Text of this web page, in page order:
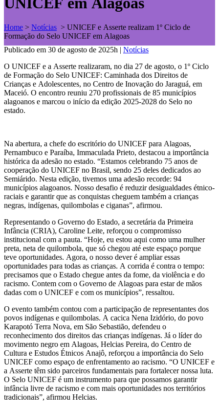
Home > Notícias > UNICEF e Asserte realizam 1º Ciclo de
Formação do Selo UNICEF em Alagoas
Publicado em 30 de agosto de 2025h | Notícias
O UNICEF e a Asserte realizaram, no dia 27 de agosto, o 1º Ciclo
de Formação do Selo UNICEF: Caminhada dos Direitos de
Crianças e Adolescentes, no Centro de Inovação do Jaraguá, em
Maceió. O encontro reuniu 270 profissionais de 85 municípios
alagoanos e marcou o início da edição 2025-2028 do Selo no
estado.
Na abertura, a chefe do escritório do UNICEF para Alagoas,
Pernambuco e Paraíba, Immaculada Prieto, destacou a importância
histórica da adesão no estado. “Estamos celebrando 75 anos de
cooperação do UNICEF no Brasil, sendo 25 deles dedicados ao
Semiárido. Nesta edição, tivemos uma adesão recorde: 94
municípios alagoanos. Nosso desafio é reduzir desigualdades étnico-
raciais e garantir que as conquistas cheguem também a crianças
negras, indígenas, quilombolas e ciganas”, afirmou.
Representando o Governo do Estado, a secretária da Primeira
Infância (CRIA), Caroline Leite, reforçou o compromisso
institucional com a pauta. “Hoje, eu estou aqui como uma mulher
preta, neta de quilombola, que só chegou até este espaço porque
teve oportunidades. Agora, o nosso dever é ampliar essas
oportunidades para todas as crianças. A corrida é contra o tempo:
precisamos que o Estado chegue antes da fome, da violência e do
racismo. Contem com o Governo de Alagoas para estar de mãos
dadas com o UNICEF e com os municípios”, ressaltou.
O evento também contou com a participação de representantes dos
povos indígenas e quilombolas. A cacica Nena Izidório, do povo
Karapotó Terra Nova, em São Sebastião, defendeu o
reconhecimento dos direitos das crianças indígenas. Já o líder do
movimento negro em Alagoas, Helcias Pereira, do Centro de
Cultura e Estudos Étnicos Anajô, reforçou a importância do Selo
UNICEF como espaço de enfrentamento ao racismo. “O UNICEF e
a Asserte têm sido parceiros fundamentais para fortalecer nossa luta.
O Selo UNICEF é um instrumento para que possamos garantir
infância livre de racismo e com mais oportunidades nos territórios
tradicionais”, afirmou Helcias.